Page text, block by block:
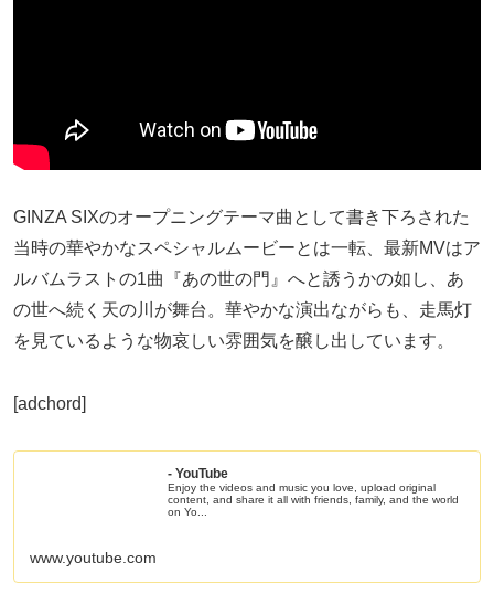
GINZA SIXのオープニングテーマ曲として書き下ろされた
当時の華やかなスペシャルムービーとは一転、最新MVはア
ルバムラストの1曲『あの世の門』へと誘うかの如し、あ
の世へ続く天の川が舞台。華やかな演出ながらも、走馬灯
を見ているような物哀しい雰囲気を醸し出しています。
[adchord]
- YouTube
Enjoy the videos and music you love, upload original
content, and share it all with friends, family, and the world
on Yo...
www.youtube.com